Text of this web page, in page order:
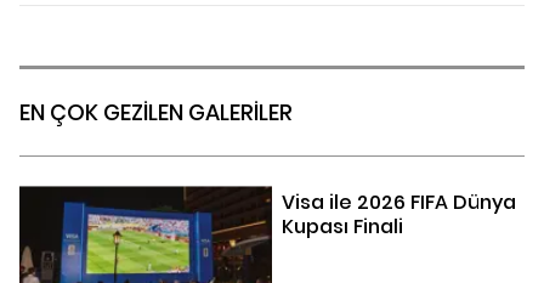
EN ÇOK GEZİLEN GALERİLER
Visa ile 2026 FIFA Dünya
Kupası Finali